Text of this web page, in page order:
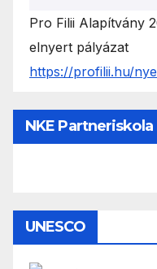
Pro Filii Alapítvány
elnyert pályázat
https://profilii.hu/
NKE Partneriskola
UNESCO